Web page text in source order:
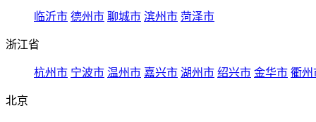
临沂市 德州市 聊城市 滨州市 菏泽市
浙江省
杭州市 宁波市 温州市 嘉兴市 湖州市 绍兴市 金华市 衢州
北京